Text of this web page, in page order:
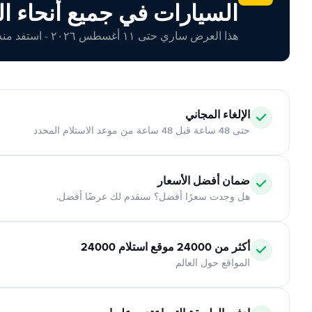
السيارات في جميع أنحاء
هذا العرض ساري حتى ١١ أغسطس ٢٠٢٦ - استفد منه اليوم!
الإلغاء المجاني
حتى 48 ساعة قبل 48 ساعة من موعد الاستلام المحدد
ضمان أفضل الأسعار
هل وجدت سعرًا أفضل؟ سنقدم لك عرضًا أفضل.
أكثر من 24000 موقع استلام 24000
المواقع حول العالم